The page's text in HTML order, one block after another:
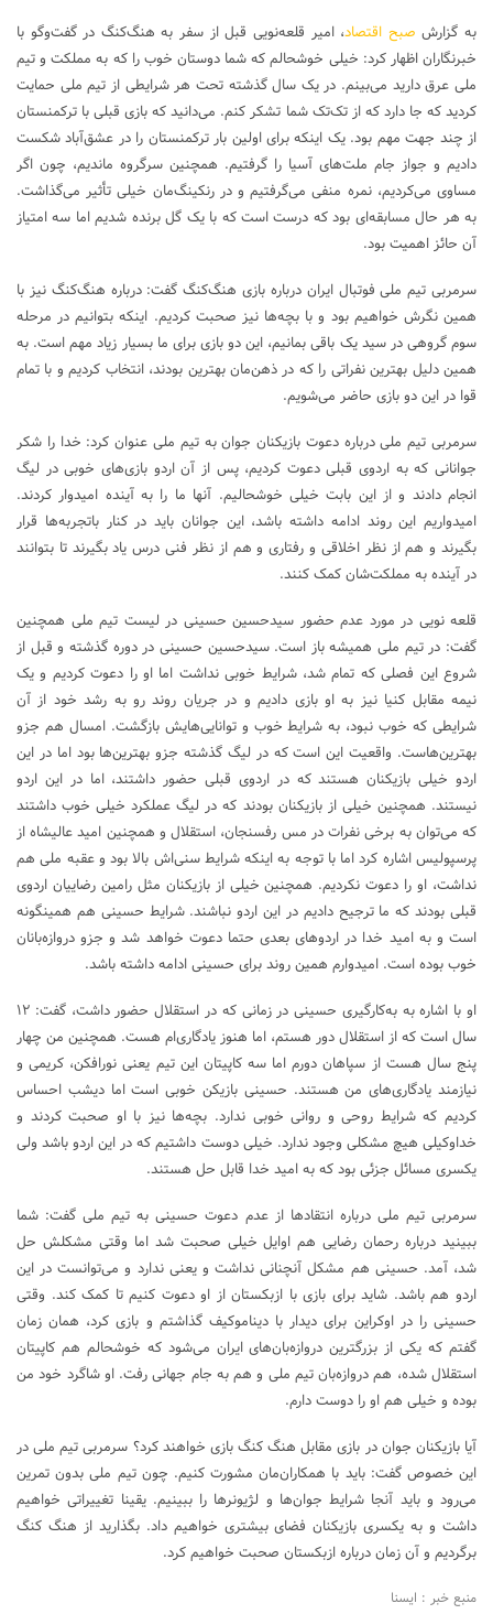
به گزارش صبح اقتصاد، امیر قلعه‌نویی قبل از سفر به هنگ‌کنگ در گفت‌وگو با
خبرنگاران اظهار کرد: خیلی خوشحالم که شما دوستان خوب را که به مملکت و تیم
ملی عرق دارید می‌بینم. در یک سال گذشته تحت هر شرایطی از تیم ملی حمایت
کردید که جا دارد که از تک‌تک شما تشکر کنم. می‌دانید که بازی قبلی با ترکمنستان
از چند جهت مهم بود. یک اینکه برای اولین بار ترکمنستان را در عشق‌آباد شکست
دادیم و جواز جام ملت‌های آسیا را گرفتیم. همچنین سرگروه ماندیم، چون اگر
مساوی می‌کردیم، نمره منفی می‌گرفتیم و در رنکینگ‌مان خیلی تأثیر می‌گذاشت.
به هر حال مسابقه‌ای بود که درست است که با یک گل برنده شدیم اما سه امتیاز
آن حائز اهمیت بود.
سرمربی تیم ملی فوتبال ایران درباره بازی هنگ‌کنگ گفت: درباره هنگ‌کنگ نیز با
همین نگرش خواهیم بود و با بچه‌ها نیز صحبت کردیم. اینکه بتوانیم در مرحله
سوم گروهی در سید یک باقی بمانیم، این دو بازی برای ما بسیار زیاد مهم است. به
همین دلیل بهترین نفراتی را که در ذهن‌مان بهترین بودند، انتخاب کردیم و با تمام
قوا در این دو بازی حاضر می‌شویم.
سرمربی تیم ملی درباره دعوت بازیکنان جوان به تیم ملی عنوان کرد: خدا را شکر
جوانانی که به اردوی قبلی دعوت کردیم، پس از آن اردو بازی‌های خوبی در لیگ
انجام دادند و از این بابت خیلی خوشحالیم. آنها ما را به آینده امیدوار کردند.
امیدواریم این روند ادامه داشته باشد، این جوانان باید در کنار باتجربه‌ها قرار
بگیرند و هم از نظر اخلاقی و رفتاری و هم از نظر فنی درس یاد بگیرند تا بتوانند
در آینده به مملکت‌شان کمک کنند.
قلعه نویی در مورد عدم حضور سیدحسین حسینی در لیست تیم ملی همچنین
گفت: در تیم ملی همیشه باز است. سیدحسین حسینی در دوره گذشته و قبل از
شروع این فصلی که تمام شد، شرایط خوبی نداشت اما او را دعوت کردیم و یک
نیمه مقابل کنیا نیز به او بازی دادیم و در جریان روند رو به رشد خود از آن
شرایطی که خوب نبود، به شرایط خوب و توانایی‌هایش بازگشت. امسال هم جزو
بهترین‌هاست. واقعیت این است که در لیگ گذشته جزو بهترین‌ها بود اما در این
اردو خیلی بازیکنان‌ هستند که در اردوی قبلی حضور داشتند، اما در این اردو
نیستند. همچنین خیلی از بازیکنان بودند که در لیگ عملکرد خیلی خوب داشتند
که می‌توان به برخی نفرات در مس رفسنجان، استقلال و همچنین امید عالیشاه از
پرسپولیس اشاره کرد اما با توجه به اینکه شرایط سنی‌اش بالا بود و عقبه ملی هم
نداشت، او را دعوت نکردیم. همچنین خیلی از بازیکنان مثل رامین رضاییان اردوی
قبلی بودند که ما ترجیح دادیم در این اردو نباشند. شرایط حسینی هم همینگونه
است و به امید خدا در اردوهای بعدی حتما دعوت خواهد شد و جزو دروازه‌بانان
خوب بوده است. امیدوارم همین روند برای حسینی ادامه داشته باشد.
او با اشاره به به‌کارگیری حسینی در زمانی که در استقلال حضور داشت، گفت: ۱۲
سال است که از استقلال دور هستم، اما هنوز یادگاری‌ام هست. همچنین من چهار
پنج سال هست از سپاهان دورم اما سه کاپیتان این تیم یعنی نورافکن، کریمی و
نیازمند یادگاری‌های من هستند. حسینی بازیکن خوبی است اما دیشب احساس
کردیم که شرایط روحی و روانی خوبی ندارد. بچه‌ها نیز با او صحبت کردند و
خداوکیلی هیچ مشکلی وجود ندارد. خیلی دوست داشتیم که در این اردو باشد ولی
یکسری مسائل جزئی بود که به امید خدا قابل حل هستند.
سرمربی تیم ملی درباره انتقادها از عدم دعوت حسینی به تیم ملی گفت: شما
ببینید درباره رحمان رضایی هم اوایل خیلی صحبت‌ شد اما وقتی مشکلش حل
شد، آمد. حسینی هم مشکل آنچنانی نداشت و یعنی ندارد و می‌توانست در این
اردو هم باشد. شاید برای بازی با ازبکستان از او دعوت کنیم تا کمک کند. وقتی
حسینی را در اوکراین برای دیدار با دیناموکیف گذاشتم و بازی کرد، همان زمان
گفتم که یکی از بزرگترین دروازه‌بان‌های ایران می‌شود که خوشحالم هم کاپیتان
استقلال شده، هم دروازه‌بان تیم ملی و هم به جام جهانی رفت. او شاگرد خود من
بوده و خیلی هم او را دوست دارم.
آیا بازیکنان جوان در بازی مقابل هنگ کنگ بازی خواهند کرد؟ سرمربی تیم ملی در
این خصوص گفت: باید با همکاران‌مان مشورت کنیم‌. چون تیم ملی بدون تمرین
می‌رود و باید آنجا شرایط جوان‌ها و لژیونرها را ببینیم. یقینا تغییراتی خواهیم
داشت و به یکسری بازیکنان فضای بیشتری خواهیم داد. بگذارید از هنگ کنگ
برگردیم و آن زمان درباره ازبکستان صحبت خواهیم کرد.
منبع خبر : ایسنا